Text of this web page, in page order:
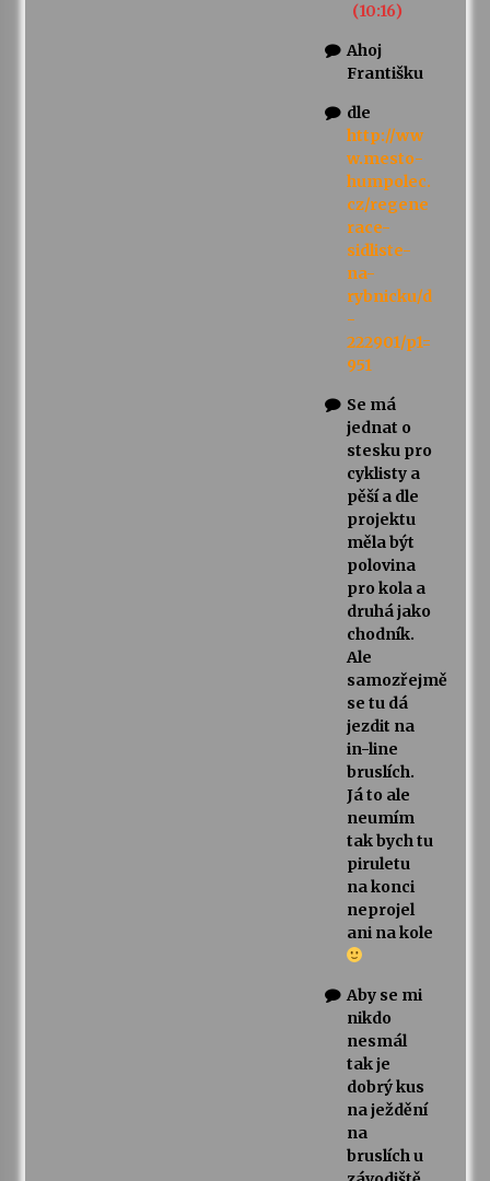
(10:16)
Ahoj
Františku
dle
http://ww
w.mesto-
humpolec.
cz/regene
race-
sidliste-
na-
rybnicku/d
-
222901/p1=
951
Se má
jednat o
stesku pro
cyklisty a
pěší a dle
projektu
měla být
polovina
pro kola a
druhá jako
chodník.
Ale
samozřejmě
se tu dá
jezdit na
in-line
bruslích.
Já to ale
neumím
tak bych tu
piruletu
na konci
neprojel
ani na kole
Aby se mi
nikdo
nesmál
tak je
dobrý kus
na ježdění
na
bruslích u